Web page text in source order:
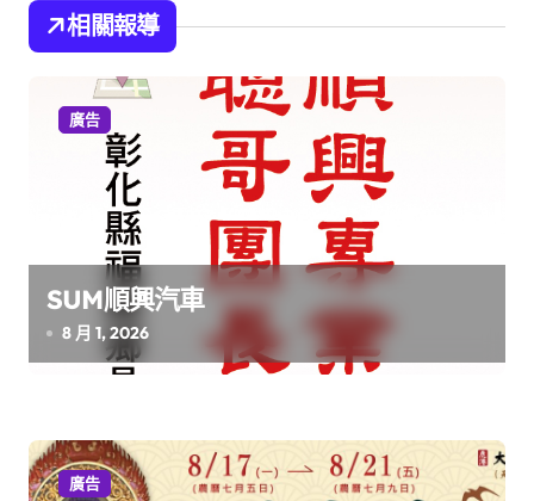
導相關報導
廣告
SUM順興汽車
8 月 1, 2026
廣告